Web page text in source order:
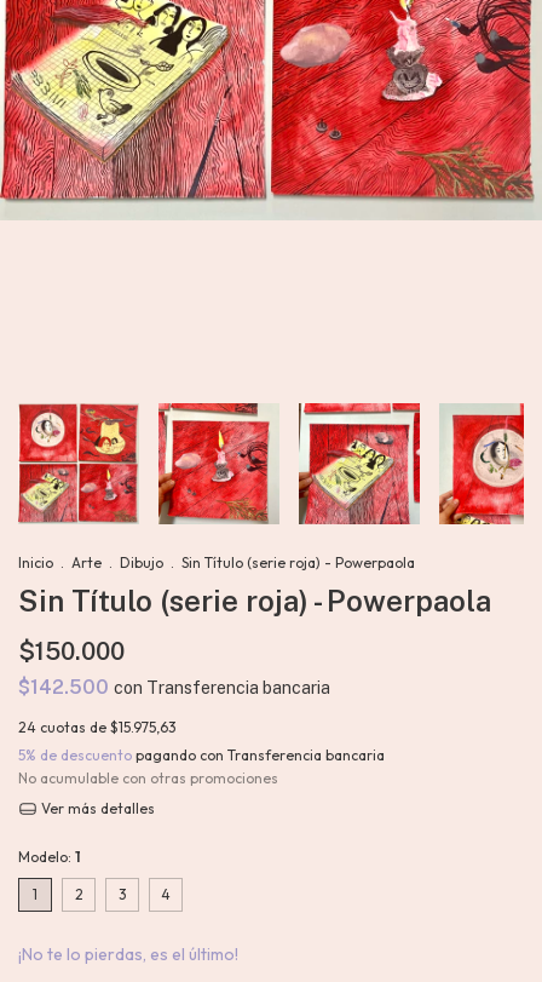
Inicio . Arte . Dibujo . Sin Título (serie roja) - Powerpaola
Sin Título (serie roja) - Powerpaola
$150.000
$142.500 con Transferencia bancaria
24 cuotas de $15.975,63
5% de descuento pagando con Transferencia bancaria
No acumulable con otras promociones
Ver más detalles
Modelo: 1
1 2 3 4
¡No te lo pierdas, es el último!